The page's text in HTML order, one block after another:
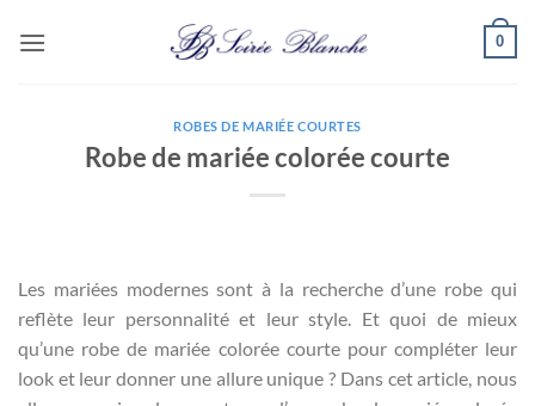
0
ROBES DE MARIÉE COURTES
Robe de mariée colorée courte
Les mariées modernes sont à la recherche d’une robe qui
reflète leur personnalité et leur style. Et quoi de mieux
qu’une robe de mariée colorée courte pour compléter leur
look et leur donner une allure unique ? Dans cet article, nous